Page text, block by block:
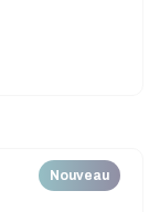
Nouveau